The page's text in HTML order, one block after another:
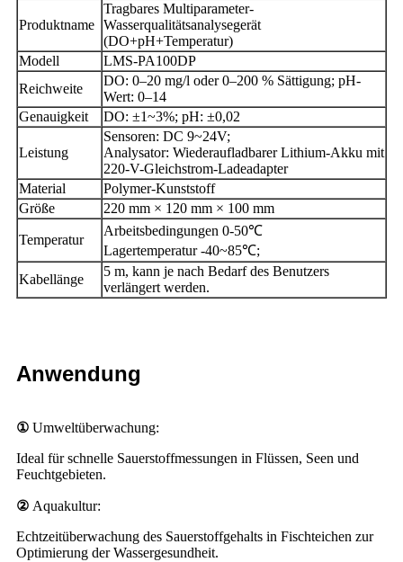
Produktname
Tragbares Multiparameter-
Wasserqualitätsanalysegerät
(DO+pH+Temperatur)
Modell
LMS-PA100DP
Reichweite
DO: 0–20 mg/l oder 0–200 % Sättigung; pH-
Wert: 0–14
Genauigkeit
DO: ±1~3%; pH: ±0,02
Leistung
Sensoren: DC 9~24V;
Analysator: Wiederaufladbarer Lithium-Akku mit
220-V-Gleichstrom-Ladeadapter
Material
Polymer-Kunststoff
Größe
220 mm × 120 mm × 100 mm
Temperatur
Arbeitsbedingungen 0-50℃
Lagertemperatur -40~85℃;
Kabellänge
5 m, kann je nach Bedarf des Benutzers
verlängert werden.
Anwendung
① Umweltüberwachung:
Ideal für schnelle Sauerstoffmessungen in Flüssen, Seen und
Feuchtgebieten.
② Aquakultur:
Echtzeitüberwachung des Sauerstoffgehalts in Fischteichen zur
Optimierung der Wassergesundheit.